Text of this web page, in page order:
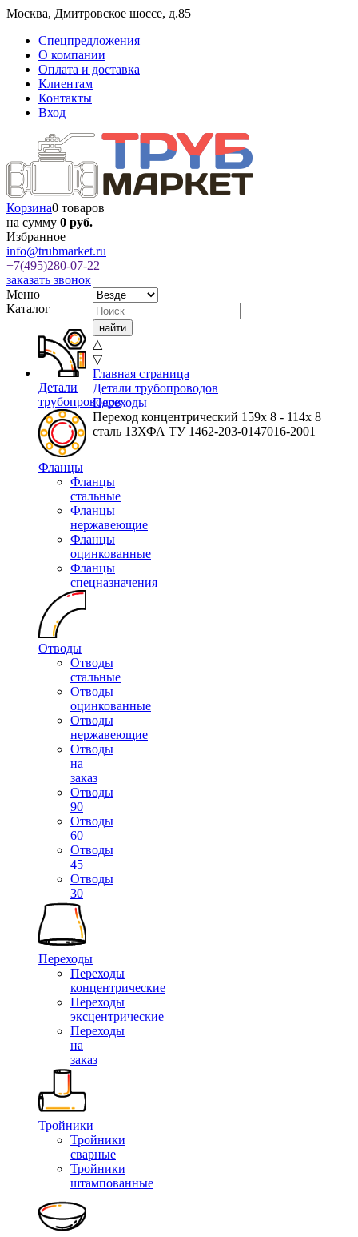
Москва, Дмитровское шоссе, д.85
Спецпредложения
О компании
Оплата и доставка
Клиентам
Контакты
Вход
Корзина0 товаров
на сумму 0 руб.
Избранное
info@trubmarket.ru
+7(495)280-07-22
заказать звонок
Меню
Каталог
Детали
трубопроводов
Фланцы
Фланцы
стальные
Фланцы
нержавеющие
Фланцы
оцинкованные
Фланцы
спецназначения
Отводы
Отводы
стальные
Отводы
оцинкованные
Отводы
нержавеющие
Отводы
на
заказ
Отводы
90
Отводы
60
Отводы
45
Отводы
30
Переходы
Переходы
концентрические
Переходы
эксцентрические
Переходы
на
заказ
Тройники
Тройники
сварные
Тройники
штампованные
△
▽
Главная страница
Детали трубопроводов
Переходы
Переход концентрический 159х 8 - 114х 8
сталь 13ХФА ТУ 1462-203-0147016-2001